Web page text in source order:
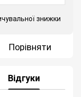
знижки
Порівняти
Відгуки